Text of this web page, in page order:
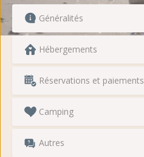
Généralités
Hébergements
Réservations et paiements
Camping
Autres